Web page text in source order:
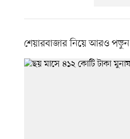
শেয়ারবাজার নিয়ে আরও পড়ুন